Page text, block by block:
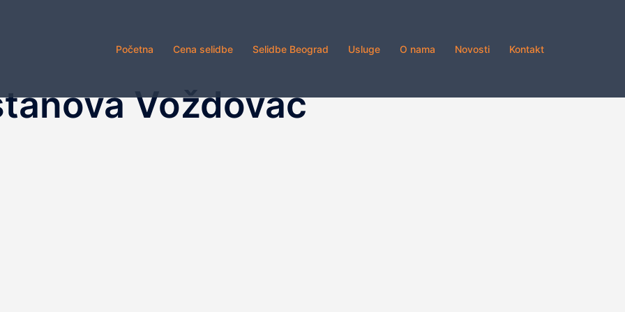
Početna Cena selidbe Selidbe Beograd Usluge O nama Novosti Kontakt
Voždovac